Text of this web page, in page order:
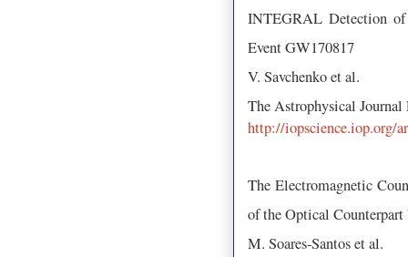
INTEGRAL Detection
Event GW170817
V. Savchenko et al.
The Astrophysical
http://iopscience.iop.org/
The Electromagnetic
of the Optical
M. Soares-Santos et al.